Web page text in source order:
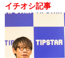
イチオシ記事